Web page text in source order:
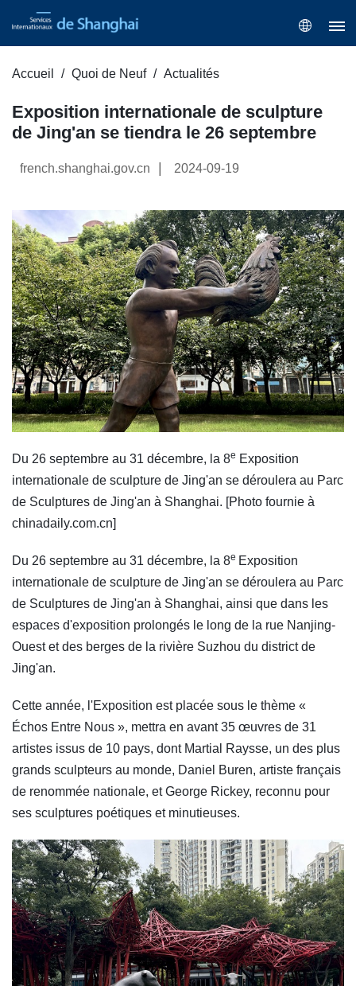
Accueil Quoi de Neuf Actualités
Exposition internationale de sculpture
de Jing'an se tiendra le 26 septembre
french.shanghai.gov.cn 2024-09-19
Du 26 septembre au 31 décembre, la 8e Exposition
internationale de sculpture de Jing'an se déroulera au Parc
de Sculptures de Jing'an à Shanghai. [Photo fournie à
chinadaily.com.cn]
Du 26 septembre au 31 décembre, la 8e Exposition
internationale de sculpture de Jing'an se déroulera au Parc
de Sculptures de Jing'an à Shanghai, ainsi que dans les
espaces d'exposition prolongés le long de la rue Nanjing-
Ouest et des berges de la rivière Suzhou du district de
Jing'an.
Cette année, l'Exposition est placée sous le thème «
Échos Entre Nous », mettra en avant 35 œuvres de 31
artistes issus de 10 pays, dont Martial Raysse, un des plus
grands sculpteurs au monde, Daniel Buren, artiste français
de renommée nationale, et George Rickey, reconnu pour
ses sculptures poétiques et minutieuses.